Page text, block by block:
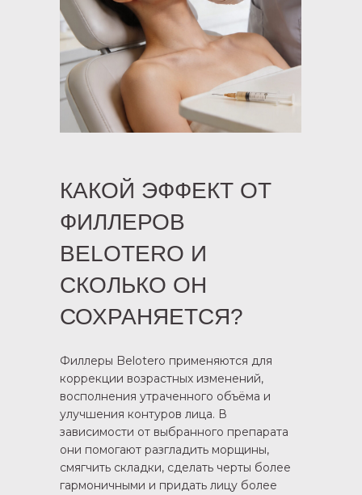
КАКОЙ ЭФФЕКТ ОТ
ФИЛЛЕРОВ
BELOTERO И
СКОЛЬКО ОН
СОХРАНЯЕТСЯ?
Филлеры Belotero применяются для
коррекции возрастных изменений,
восполнения утраченного объёма и
улучшения контуров лица. В
зависимости от выбранного препарата
они помогают разгладить морщины,
смягчить складки, сделать черты более
гармоничными и придать лицу более